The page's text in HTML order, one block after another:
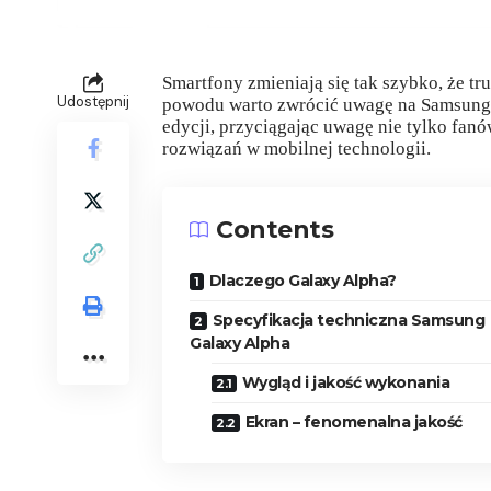
Udostępnij
Smartfony zmieniają się tak szybko, że
powodu warto zwrócić uwagę na
edycji, przyciągając uwagę nie tylko
rozwiązań w mobilnej technologii.
Contents
Dlaczego Galaxy Alpha?
Specyfikacja techniczna Samsung
Galaxy Alpha
Wygląd i jakość wykonania
Ekran – fenomenalna jakość